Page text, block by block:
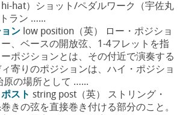
hat）ショット/ペダルワーク（宇佐丸
ラン …...
ョン low position（英） ロー・ポジショ
、ベースの開放弦、1-4フレットを指
ポジションとは、その付近で演奏する
寄りのポジションは、ハイ・ポジショ
原の場所として …...
スト string post（英） ストリング・
きの弦を直接巻き付ける部分のこと。